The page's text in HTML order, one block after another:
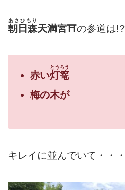
朝日森
あさひもり
天満宮⛩の参道は!?
赤い灯篭
とうろう
梅の木が
キレイに並んでいて・・・